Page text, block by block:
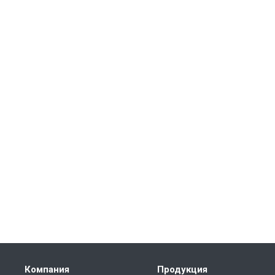
Компания Продукция